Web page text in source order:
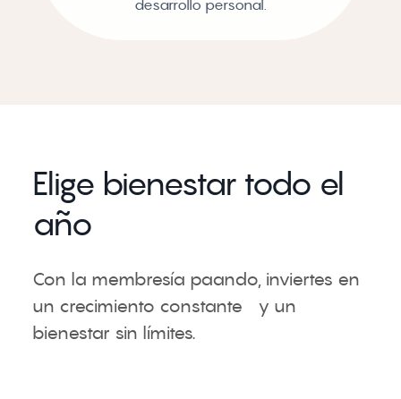
desarrollo personal.
Elige bienestar todo el
año
Con la membresía paando, inviertes en
un crecimiento constante y un
bienestar sin límites.